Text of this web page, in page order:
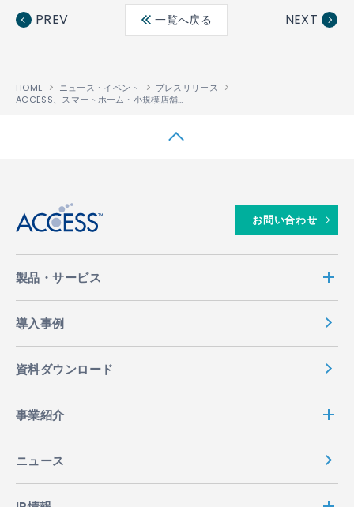
ebo ter
edin
PREV 一覧へ戻る NEXT
HOME ニュース・イベント
プレスリリース
ACCESS、スマートホーム・小規模店舗向けEMS大量導入時代を支援する「POWERGs® SMART CONNECT」を開発、提供開始
お問い合わせ
製品・サービス
導入事例
資料ダウンロード
事業紹介
ニュース